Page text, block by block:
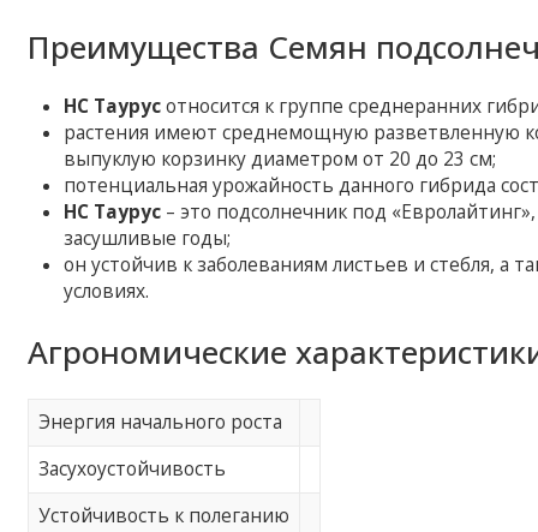
Преимущества Семян
НС Таурусотносится к группе среднеранних
растения имеют среднемощную разветвленную
выпуклую корзинку диаметром от 20 до 23 см;
потенциальная урожайность данного гибрида
НС Таурус – это подсолнечник под
засушливые годы;
он устойчив к заболеваниям листьев и стебля, а
условиях.
Агрономические
Энергия начального роста
Засухоустойчивость
Устойчивость к полеганию